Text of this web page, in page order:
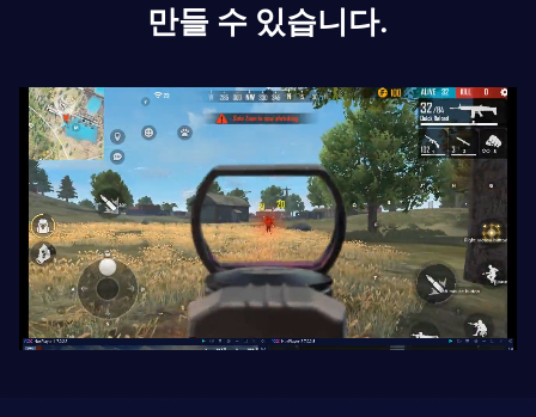
만들 수 있습니다.